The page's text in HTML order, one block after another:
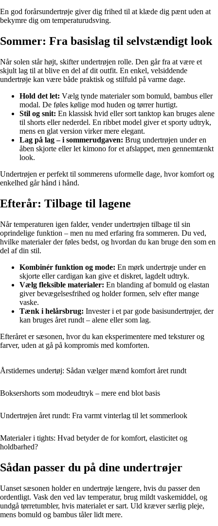
En god forårsundertrøje giver dig frihed til at klæde dig pænt uden at
bekymre dig om temperaturudsving.
Sommer: Fra basislag til selvstændigt look
Når solen står højt, skifter undertrøjen rolle. Den går fra at være et
skjult lag til at blive en del af dit outfit. En enkel, velsiddende
undertrøje kan være både praktisk og stilfuld på varme dage.
Hold det let: Vælg tynde materialer som bomuld, bambus eller
modal. De føles kølige mod huden og tørrer hurtigt.
Stil og snit: En klassisk hvid eller sort tanktop kan bruges alene
til shorts eller nederdel. En ribbet model giver et sporty udtryk,
mens en glat version virker mere elegant.
Lag på lag – i sommerudgaven: Brug undertrøjen under en
åben skjorte eller let kimono for et afslappet, men gennemtænkt
look.
Undertrøjen er perfekt til sommerens uformelle dage, hvor komfort og
enkelhed går hånd i hånd.
Efterår: Tilbage til lagene
Når temperaturen igen falder, vender undertrøjen tilbage til sin
oprindelige funktion – men nu med erfaring fra sommeren. Du ved,
hvilke materialer der føles bedst, og hvordan du kan bruge den som en
del af din stil.
Kombinér funktion og mode: En mørk undertrøje under en
skjorte eller cardigan kan give et diskret, lagdelt udtryk.
Vælg fleksible materialer: En blanding af bomuld og elastan
giver bevægelsesfrihed og holder formen, selv efter mange
vaske.
Tænk i helårsbrug: Invester i et par gode basisundertrøjer, der
kan bruges året rundt – alene eller som lag.
Efteråret er sæsonen, hvor du kan eksperimentere med teksturer og
farver, uden at gå på kompromis med komforten.
Årstidernes undertøj: Sådan vælger mænd komfort året rundt
Boksershorts som modeudtryk – mere end blot basis
Undertrøjen året rundt: Fra varmt vinterlag til let sommerlook
Materialer i tights: Hvad betyder de for komfort, elasticitet og
holdbarhed?
Sådan passer du på dine undertrøjer
Uanset sæsonen holder en undertrøje længere, hvis du passer den
ordentligt. Vask den ved lav temperatur, brug mildt vaskemiddel, og
undgå tørretumbler, hvis materialet er sart. Uld kræver særlig pleje,
mens bomuld og bambus tåler lidt mere.